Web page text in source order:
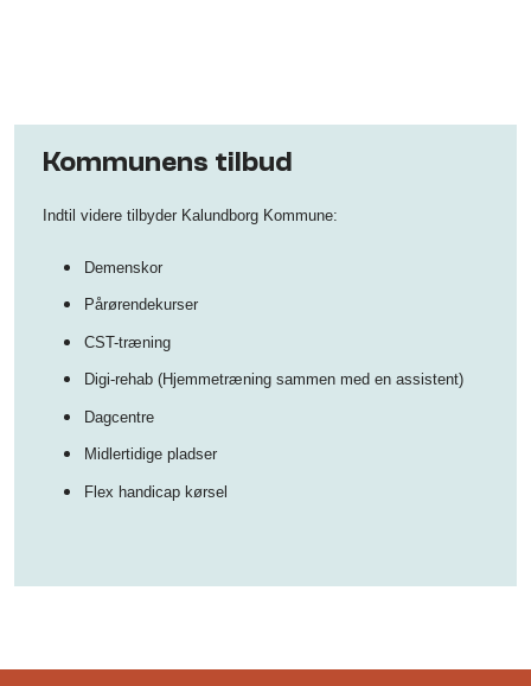
Kommunens tilbud
Indtil videre tilbyder Kalundborg Kommune:
Demenskor
Pårørendekurser
CST-træning
Digi-rehab (Hjemmetræning sammen med en assistent)
Dagcentre
Midlertidige pladser
Flex handicap kørsel